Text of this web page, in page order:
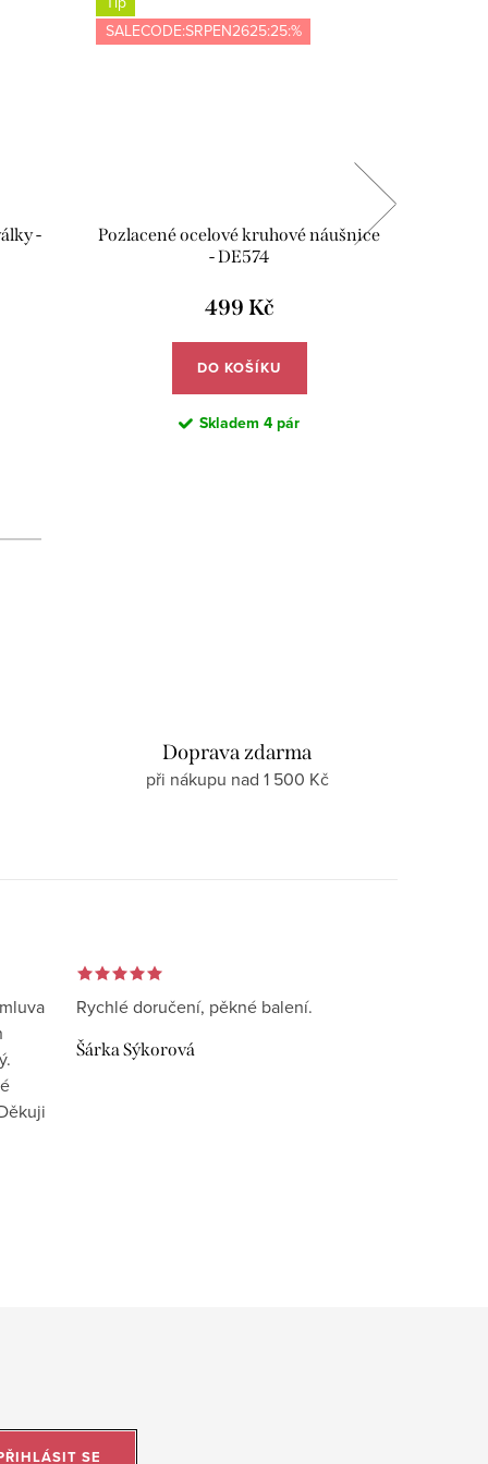
-
SALECODE:SRPEN2625:25:%
Pozlacené ocelové kruhové náušnice
- DE574
499 Kč
DO KOŠÍKU
Skladem 4 pár
Doprava zdarma
při nákupu nad 1 500 Kč
Rychlé doručení, pěkné balení.
Šárka Sýkorová
SE